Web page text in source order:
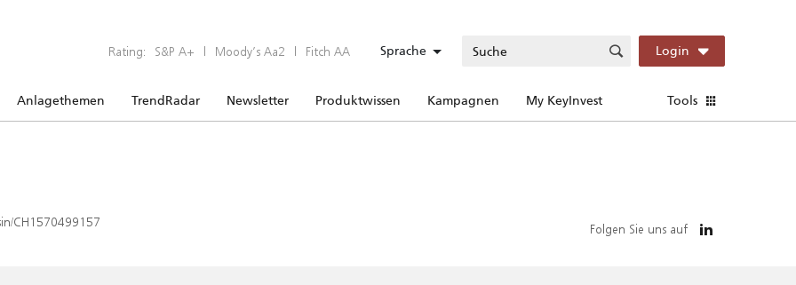
Rating: S&P A+ | Moody’s Aa2 | Fitch AA Sprache Login
Anlagethemen TrendRadar Newsletter Produktwissen Kampagnen My KeyInvest Tools
CH1570499157 Folgen Sie uns auf